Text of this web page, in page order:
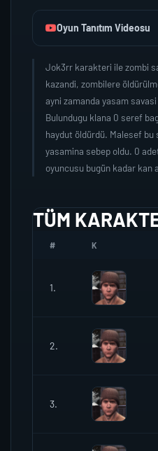
Oyun Tanıtım Videosu
Jok3rr karakteri ile zombi
kazandi, zombilere
ayni zamanda yasam
Bulundugu klana 0 seref
haydut öldürdü. Malesef
yasamina sebep oldu. 0
oyuncusu bugün kadar kan
TÜM
# K
1.
2.
3.